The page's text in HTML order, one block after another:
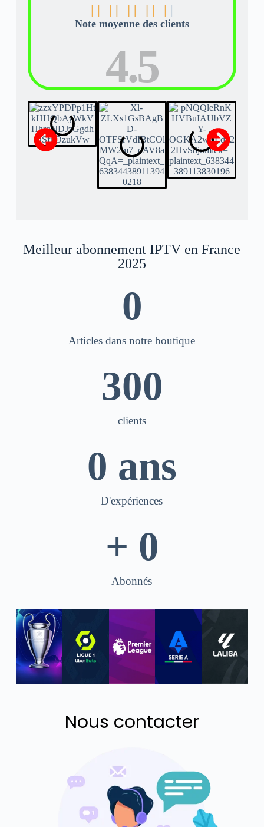
    
Note moyenne des clients
4.5
Meilleur abonnement IPTV en France
2025
Articles dans notre boutique​
0
clients
300
D'expériences
0 ans
Abonnés
+ 0
Nous contacter